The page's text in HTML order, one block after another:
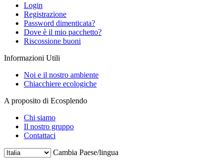
Login
Registrazione
Password dimenticata?
Dove è il mio pacchetto?
Riscossione buoni
Informazioni Utili
Noi e il nostro ambiente
Chiacchiere ecologiche
A proposito di Ecosplendo
Chi siamo
Il nostro gruppo
Contattaci
Cambia Paese/lingua